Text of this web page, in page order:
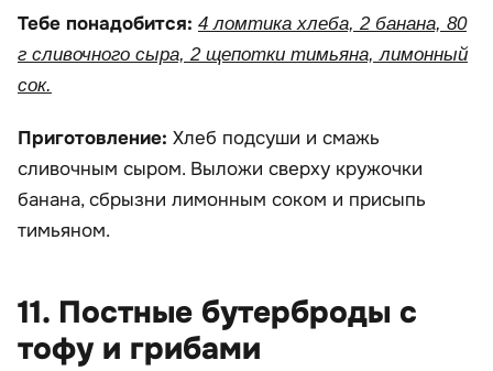
Тебе понадобится: 4 ломтика хлеба, 2 банана, 80
г сливочного сыра, 2 щепотки тимьяна, лимонный
сок.
Приготовление: Хлеб подсуши и смажь
сливочным сыром. Выложи сверху кружочки
банана, сбрызни лимонным соком и присыпь
тимьяном.
11. Постные бутерброды с
тофу и грибами